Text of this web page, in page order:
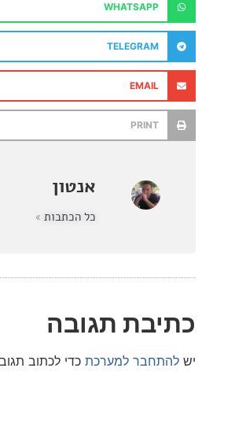
WHATSAPP
TELEGRAM
אנטון
תגובה
למערכתכדי לכתוב תגובה.